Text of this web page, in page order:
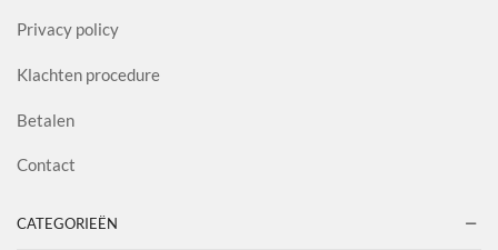
Privacy policy
Klachten procedure
Betalen
Contact
CATEGORIEËN